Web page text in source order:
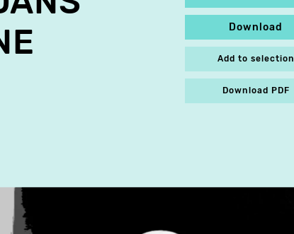
Download
Add to selection
Download PDF